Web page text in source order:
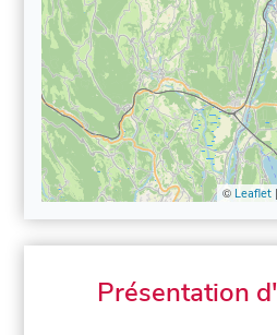
© Leaflet|
Présentation